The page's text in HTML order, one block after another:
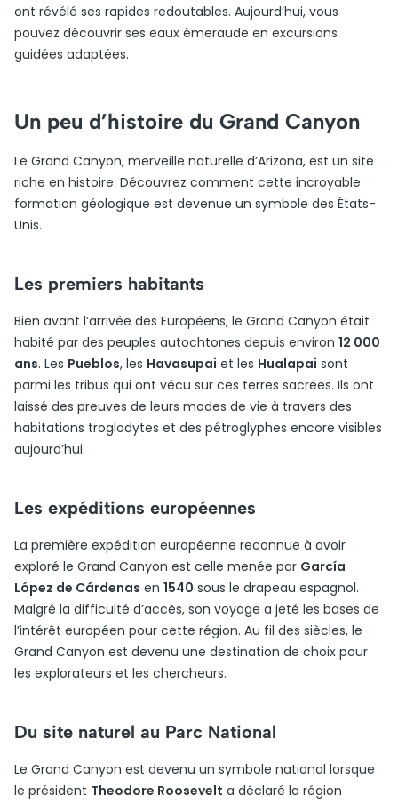
ont révélé ses rapides redoutables. Aujourd’hui, vous
pouvez découvrir ses eaux émeraude en excursions
guidées adaptées.
Un peu d’histoire du Grand Canyon
Le Grand Canyon, merveille naturelle d’Arizona, est un site
riche en histoire. Découvrez comment cette incroyable
formation géologique est devenue un symbole des États-
Unis.
Les premiers habitants
Bien avant l’arrivée des Européens, le Grand Canyon était
habité par des peuples autochtones depuis environ 12 000
ans. Les Pueblos, les Havasupai et les Hualapai sont
parmi les tribus qui ont vécu sur ces terres sacrées. Ils ont
laissé des preuves de leurs modes de vie à travers des
habitations troglodytes et des pétroglyphes encore visibles
aujourd’hui.
Les expéditions européennes
La première expédition européenne reconnue à avoir
exploré le Grand Canyon est celle menée par García
López de Cárdenas en 1540 sous le drapeau espagnol.
Malgré la difficulté d’accès, son voyage a jeté les bases de
l’intérêt européen pour cette région. Au fil des siècles, le
Grand Canyon est devenu une destination de choix pour
les explorateurs et les chercheurs.
Du site naturel au Parc National
Le Grand Canyon est devenu un symbole national lorsque
le président Theodore Roosevelt a déclaré la région